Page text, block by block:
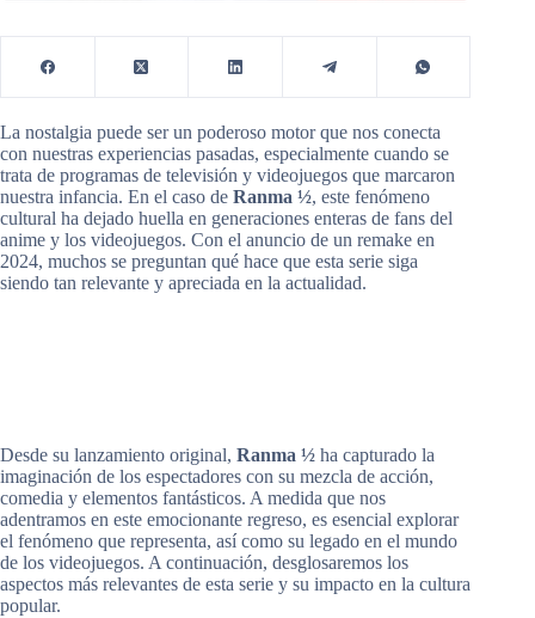
La nostalgia puede ser un poderoso motor que nos conecta
con nuestras experiencias pasadas, especialmente cuando se
trata de programas de televisión y videojuegos que marcaron
nuestra infancia. En el caso de Ranma ½, este fenómeno
cultural ha dejado huella en generaciones enteras de fans del
anime y los videojuegos. Con el anuncio de un remake en
2024, muchos se preguntan qué hace que esta serie siga
siendo tan relevante y apreciada en la actualidad.
Desde su lanzamiento original, Ranma ½ ha capturado la
imaginación de los espectadores con su mezcla de acción,
comedia y elementos fantásticos. A medida que nos
adentramos en este emocionante regreso, es esencial explorar
el fenómeno que representa, así como su legado en el mundo
de los videojuegos. A continuación, desglosaremos los
aspectos más relevantes de esta serie y su impacto en la cultura
popular.